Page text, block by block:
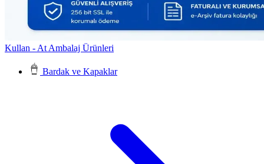
Kullan - At Ambalaj Ürünleri
Bardak ve Kapaklar